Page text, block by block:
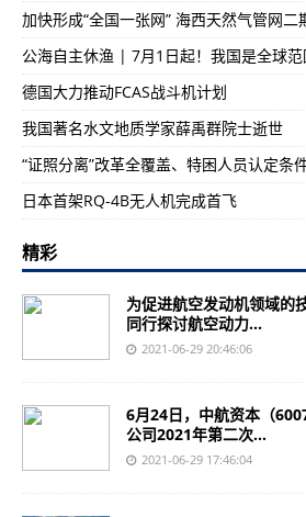
加快形成“全国一张网” 海西天然气管网
德国大力推动FCAS战斗机计划
我国著名水文地质学家薛禹群院士逝世
日本首架RQ-4B无人机完成首飞
精彩
为促进航空发动机领域的
同行探讨航空动力...
2021-06-29 20:46:06
6月24日，中航资本（
公司2021年第二次...
2021-06-29 17:46:04